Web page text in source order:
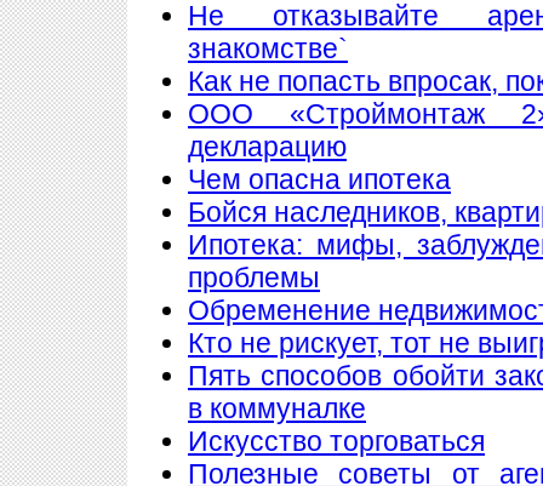
Не отказывайте
знакомстве`
Как не попасть впросак,
ООО «Строймонтаж
декларацию
Чем опасна ипотека
Бойся наследников,
Ипотека: мифы,
проблемы
Обременение
Кто не рискует, тот не
Пять способов обойти
в коммуналке
Искусство торговаться
Полезные советы от